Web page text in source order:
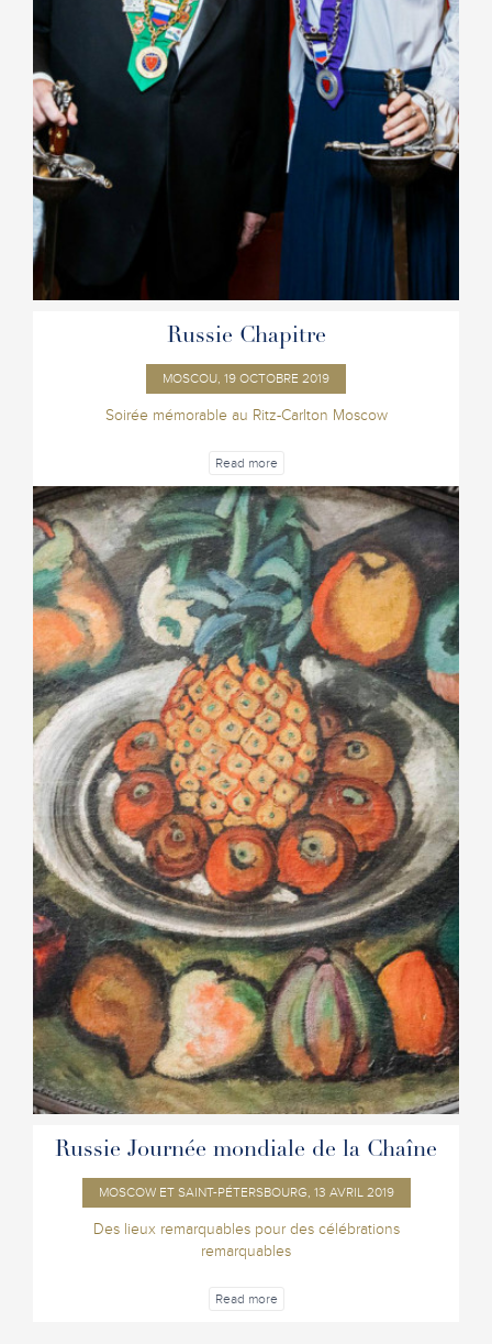
Russie Chapitre
MOSCOU, 19 OCTOBRE 2019
Soirée mémorable au Ritz-Carlton Moscow
Read more
Russie Journée mondiale de la Chaîne
MOSCOW ET SAINT-PÉTERSBOURG, 13 AVRIL 2019
Des lieux remarquables pour des célébrations
remarquables
Read more